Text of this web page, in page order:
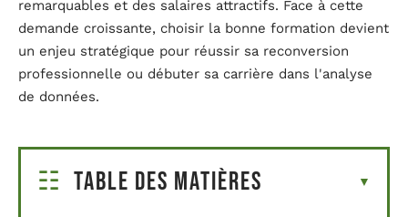
remarquables et des salaires attractifs. Face à cette
demande croissante, choisir la bonne formation devient
un enjeu stratégique pour réussir sa reconversion
professionnelle ou débuter sa carrière dans l'analyse
de données.
Table des matières